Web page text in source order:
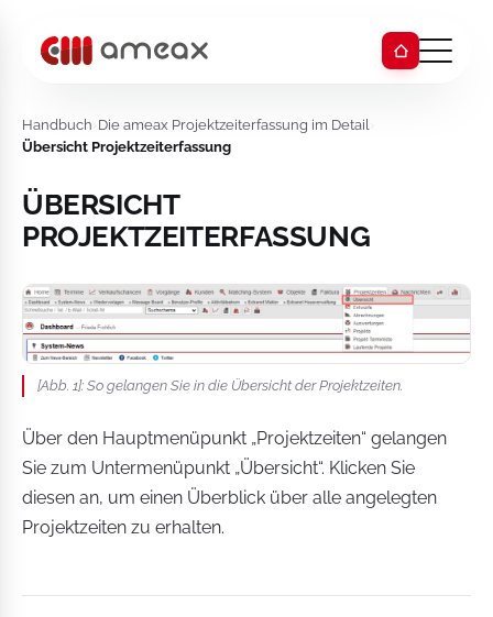
Handbuch ›Die ameax Projektzeiterfassung im Detail ›
Übersicht Projektzeiterfassung
ÜBERSICHT
PROJEKTZEITERFASSUNG
[Abb. 1]: So gelangen Sie in die Übersicht der Projektzeiten.
Über den Hauptmenüpunkt „Projektzeiten“ gelangen
Sie zum Untermenüpunkt „Übersicht“. Klicken Sie
diesen an, um einen Überblick über alle angelegten
Projektzeiten zu erhalten.